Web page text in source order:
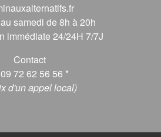
samedi de 8h à 20h
immédiate 24/24H 7/7J
Contact
09 72 62 56 56 *
d'un appel local)